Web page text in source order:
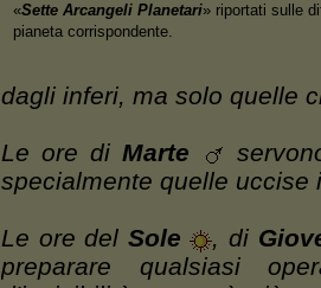
«Sette Arcangeli Planetari» riportati sulle
pianeta corrispondente.
dagli inferi, ma solo quelle
Le ore diMarte
specialmente quelle uccise
Le ore del Sole , di
preparare qualsiasi